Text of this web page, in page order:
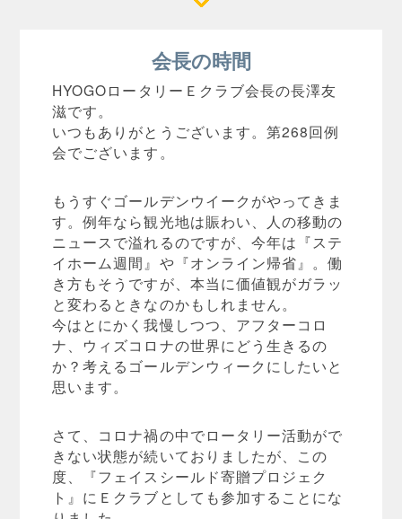
会長の時間
HYOGOロータリーＥクラブ会長の長澤友
滋です。
いつもありがとうございます。第268回例
会でございます。
もうすぐゴールデンウイークがやってきま
す。例年なら観光地は賑わい、人の移動の
ニュースで溢れるのですが、今年は『ステ
イホーム週間』や『オンライン帰省』。働
き方もそうですが、本当に価値観がガラッ
と変わるときなのかもしれません。
今はとにかく我慢しつつ、アフターコロ
ナ、ウィズコロナの世界にどう生きるの
か？考えるゴールデンウィークにしたいと
思います。
さて、コロナ禍の中でロータリー活動がで
きない状態が続いておりましたが、この
度、『フェイスシールド寄贈プロジェク
ト』にＥクラブとしても参加することにな